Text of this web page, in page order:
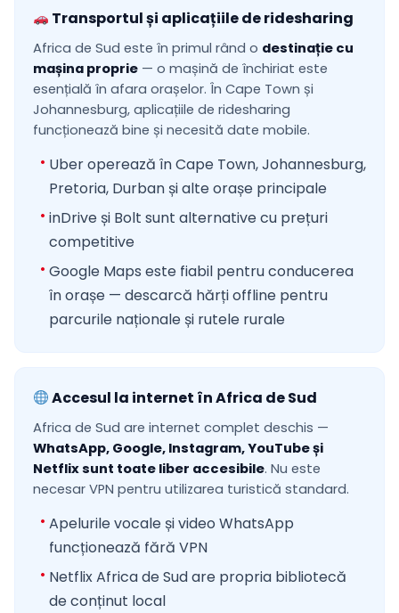
Transportul și aplicațiile de ridesharing
Africa de Sud este în primul rând o destinație cu
mașina proprie — o mașină de închiriat este
esențială în afara orașelor. În Cape Town și
Johannesburg, aplicațiile de ridesharing
funcționează bine și necesită date mobile.
Uber operează în Cape Town, Johannesburg,
Pretoria, Durban și alte orașe principale
inDrive și Bolt sunt alternative cu prețuri
competitive
Google Maps este fiabil pentru conducerea
în orașe — descarcă hărți offline pentru
parcurile naționale și rutele rurale
Accesul la internet în Africa de Sud
Africa de Sud are internet complet deschis —
WhatsApp, Google, Instagram, YouTube și
Netflix sunt toate liber accesibile. Nu este
necesar VPN pentru utilizarea turistică standard.
Apelurile vocale și video WhatsApp
funcționează fără VPN
Netflix Africa de Sud are propria bibliotecă
de conținut local